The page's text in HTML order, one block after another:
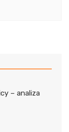
– analiza